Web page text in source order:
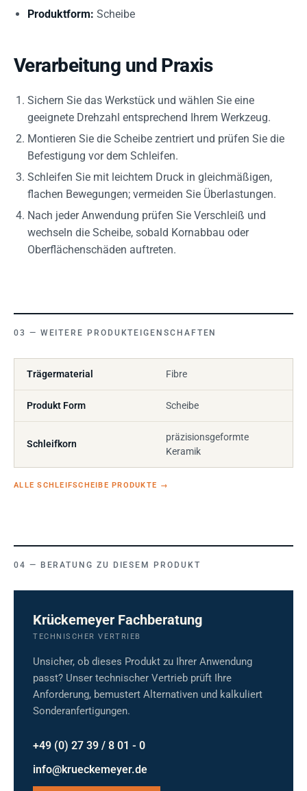
Produktform: Scheibe
Verarbeitung und Praxis
Sichern Sie das Werkstück und wählen Sie eine
geeignete Drehzahl entsprechend Ihrem Werkzeug.
Montieren Sie die Scheibe zentriert und prüfen Sie die
Befestigung vor dem Schleifen.
Schleifen Sie mit leichtem Druck in gleichmäßigen,
flachen Bewegungen; vermeiden Sie Überlastungen.
Nach jeder Anwendung prüfen Sie Verschleiß und
wechseln die Scheibe, sobald Kornabbau oder
Oberflächenschäden auftreten.
WEITERE PRODUKTEIGENSCHAFTEN
Trägermaterial Fibre
Produkt Form Scheibe
Schleifkorn
präzisionsgeformte
Keramik
ALLE SCHLEIFSCHEIBE PRODUKTE →
BERATUNG ZU DIESEM PRODUKT
Krückemeyer Fachberatung
TECHNISCHER VERTRIEB
Unsicher, ob dieses Produkt zu Ihrer Anwendung
passt? Unser technischer Vertrieb prüft Ihre
Anforderung, bemustert Alternativen und kalkuliert
Sonderanfertigungen.
+49 (0) 27 39 / 8 01 - 0
info@krueckemeyer.de